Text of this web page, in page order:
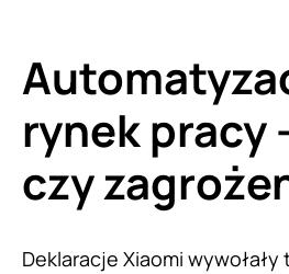
rynek pracy
czy
Deklaracje Xiaomi